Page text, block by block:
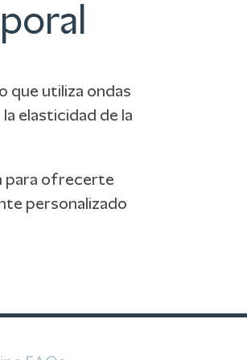
que utiliza ondas
elasticidad de la
para ofrecerte
personalizado